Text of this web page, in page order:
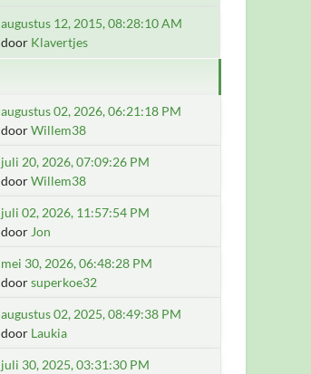
augustus 12, 2015, 08:28:10 AM
door Klavertjes
augustus 02, 2026, 06:21:18 PM
doorWillem38
juli 20, 2026, 07:09:26 PM
doorWillem38
juli 02, 2026, 11:57:54 PM
door Jon
mei 30, 2026, 06:48:28 PM
doorsuperkoe32
augustus 02, 2025, 08:49:38 PM
door Laukia
juli 30, 2025, 03:31:30 PM